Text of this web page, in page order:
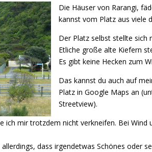
Die Häuser von Rarangi,
kannst vom Platz aus viele
Der Platz selbst stellte sich
Etliche große alte Kiefern
Es gibt keine Hecken zum
Das kannst du auch auf
Platz in Google Maps an
Streetview).
ich mir trotzdem nicht verkneifen. Bei Wind
dass irgendetwas Schönes oder